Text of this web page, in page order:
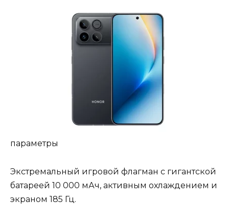
параметры
Экстремальный игровой флагман с гигантской
батареей 10 000 мАч, активным охлаждением и
экраном 185 Гц.